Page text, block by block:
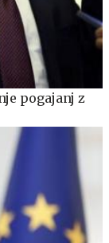
pogajanj z